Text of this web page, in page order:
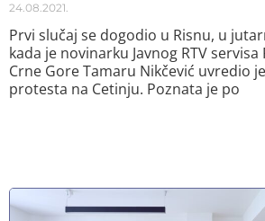
24.08.2021.
Prvi slučaj se dogodio u Risnu, u
kada je novinarku Javnog RTV
Crne Gore Tamaru Nikčević uvredio
protesta na Cetinju. Poznata je po